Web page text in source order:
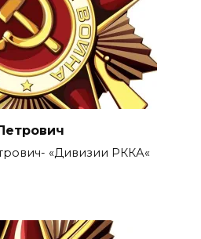
«Дивизии РККА«